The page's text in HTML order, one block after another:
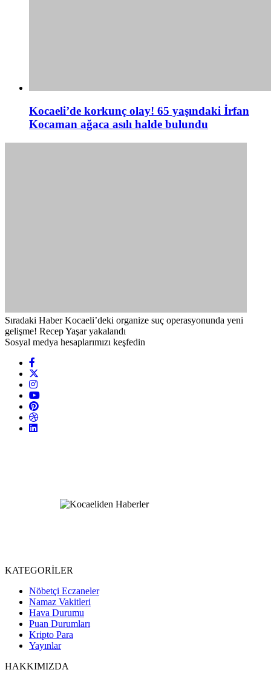
Kocaeli’de korkunç olay! 65 yaşındaki İrfan
Kocaman ağaca asılı halde bulundu
Sıradaki Haber Kocaeli’deki organize suç operasyonunda yeni
gelişme! Recep Yaşar yakalandı
Sosyal medya hesaplarımızı keşfedin
KATEGORİLER
Nöbetçi Eczaneler
Namaz Vakitleri
Hava Durumu
Puan Durumları
Kripto Para
Yayınlar
HAKKIMIZDA